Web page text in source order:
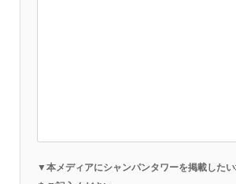
▼本メディアにシャンパンタワーを掲載した